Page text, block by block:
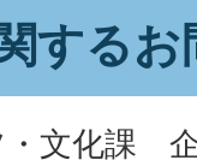
する
・文化課